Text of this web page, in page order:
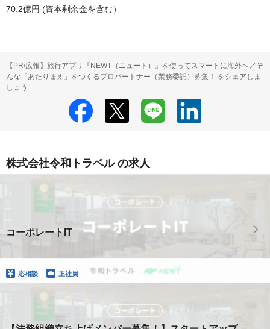
70.2億円 (資本剰余金を含む）
【PR/広報】旅行アプリ『NEWT（ニュート）』を使ってスマートに海外へ／そ
んな「あたりまえ」をつくるプロパートナー（業務委託）募集！ をシェアしま
しょう
株式会社令和トラベル の求人
コーポレートIT
応相談 正社員